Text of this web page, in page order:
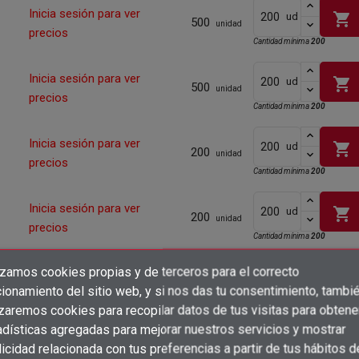
Añadir a la lista de deseos×
Crear lista de deseos ×
Nombre de la lista de deseos
Iniciar sesión ×
Debe iniciar sesión para guardar productos en su lista de deseos.
cookies propias y de terceros para el correcto
del sitio web, y si nos das tu consentimiento,
cookies para recopilar datos de tus visitas para
agregadas para mejorar nuestros servicios y mostrar
relacionada con tus preferencias a partir de tus hábitos
Inicia sesión para ver
precios
500 unidad
ud shopping_cart
Cantidad mínima200
Inicia sesión para ver
precios
500 unidad
ud shopping_cart
Cantidad mínima200
Inicia sesión para ver
precios
200 unidad
ud shopping_cart
Cantidad mínima200
Inicia sesión para ver
precios
200 unidad
ud shopping_cart
Cantidad mínima200
Inicia sesión para ver
precios
200 ud
Inicia sesión para ver
200 unidad shopping_cart